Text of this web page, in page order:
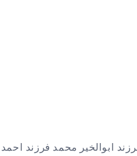
ابوالخير محمد فرزند احمد